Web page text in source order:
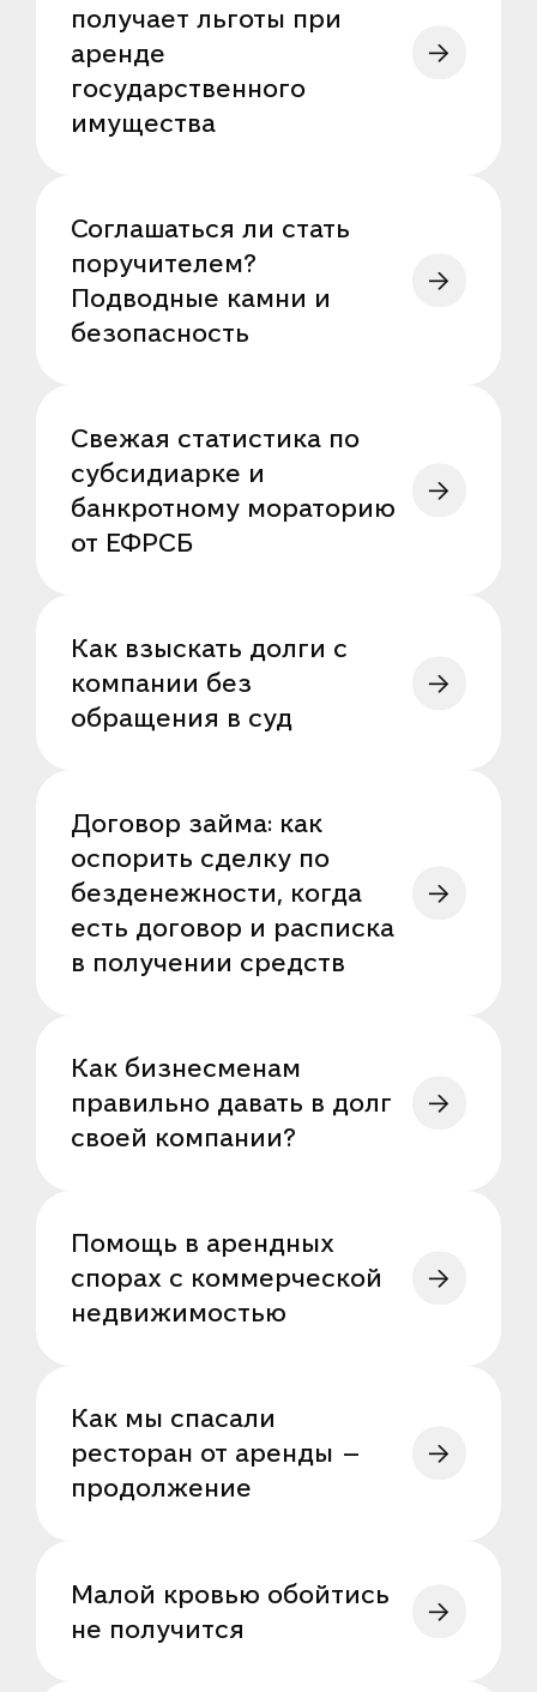
получает льготы при
аренде
государственного
имущества
Соглашаться ли стать
поручителем?
Подводные камни и
безопасность
Свежая статистика по
субсидиарке и
банкротному мораторию
от ЕФРСБ
Как взыскать долги с
компании без
обращения в суд
Договор займа: как
оспорить сделку по
безденежности, когда
есть договор и расписка
в получении средств
Как бизнесменам
правильно давать в долг
своей компании?
Помощь в арендных
спорах с коммерческой
недвижимостью
Как мы спасали
ресторан от аренды —
продолжение
Малой кровью обойтись
не получится